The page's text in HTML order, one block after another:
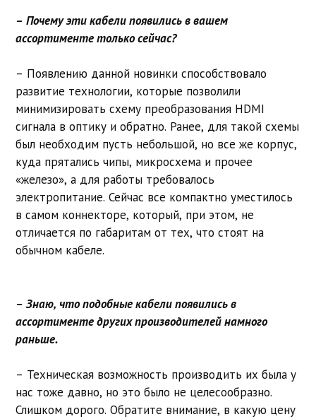
– Почему эти кабели появились в вашем
ассортименте только сейчас?
– Появлению данной новинки способствовало
развитие технологии, которые позволили
минимизировать схему преобразования HDMI
сигнала в оптику и обратно. Ранее, для такой схемы
был необходим пусть небольшой, но все же корпус,
куда прятались чипы, микросхема и прочее
«железо», а для работы требовалось
электропитание. Сейчас все компактно уместилось
в самом коннекторе, который, при этом, не
отличается по габаритам от тех, что стоят на
обычном кабеле.
– Знаю, что подобные кабели появились в
ассортименте других производителей намного
раньше.
– Техническая возможность производить их была у
нас тоже давно, но это было не целесообразно.
Слишком дорого. Обратите внимание, в какую цену